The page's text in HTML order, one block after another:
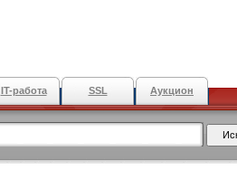
IT-работа SSL Аукцион